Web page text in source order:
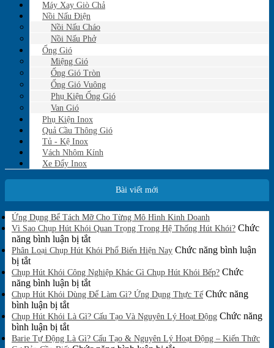
Máy Xay Giò Chả
Nồi Nấu Điện
Nồi Nấu Cháo
Nồi Nấu Phở
Ống Gió
Miệng Gió
Ống Gió Tròn
Ống Gió Vuông
Phụ Kiện Ống Gió
Van Gió
Phụ Kiện Inox
Quả Cầu Thông Gió
Tủ - Kệ Inox
Vách Nhôm Kính
Xe Đẩy Inox
Bài viết mới
Ứng Dụng Bể Tách Mỡ Cho Từng Mô Hình Kinh Doanh
có
bình
luận
ở
Dụng
Tách
Cho
Từng
Hình
Vì Sao Chụp Hút Khói Quan Trọng Trong Hệ Thống Hút Khói? Chức
năng bình luận bị tắtở
Vì
Chụp
Hút
Khói
Trọng
Hệ
Phân Loại Chụp Hút Khói Phổ Biến Hiện Nay Chức năng bình luận
bị tắtở
Phân
Loại
Chụp
Hút
Khói
Phổ
Biến
Chụp Hút Khói Công Nghiệp Khác Gì Chụp Hút Khói Bếp? Chức
năng bình luận bị tắtở
Chụp
Khói
Nghiệp
Chụp Hút Khói Dùng Để Làm Gì? Ứng Dụng Thực Tế Chức năng
bình luận bị tắtở
Chụp
Hút
Khói
Chụp Hút Khói Là Gì? Cấu Tạo Và Nguyên Lý Hoạt Động Chức năng
bình luận bị tắtở
Chụp
Barie Tự Động Là Gì? Cấu Tạo & Nguyên Lý Hoạt Động – Kiến Thức